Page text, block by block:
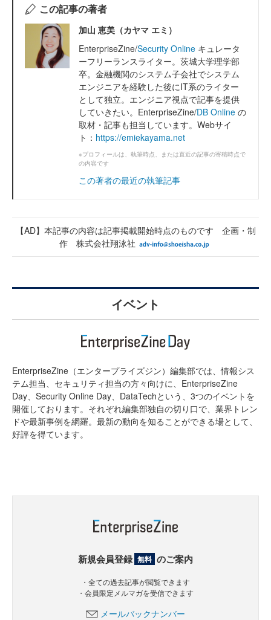
この記事の著者
加山 恵美（カヤマ エミ）
EnterpriseZine/Security Online キュレータ
ーフリーランスライター。茨城大学理学部
卒。金融機関のシステム子会社でシステム
エンジニアを経験した後にIT系のライター
として独立。エンジニア視点で記事を提供
していきたい。EnterpriseZine/DB Online の
取材・記事も担当しています。Webサイ
ト： https://emiekayama.net
※プロフィールは、執筆時点、または直近の記事の寄稿時点で
の内容です
この著者の最近の執筆記事
【AD】本記事の内容は記事掲載開始時点のものです 企画・制
作 株式会社翔泳社
イベント
EnterpriseZine（エンタープライズジン）編集部では、情報シス
テム担当、セキュリティ担当の方々向けに、EnterpriseZine
Day、Security Online Day、DataTechという、3つのイベントを
開催しております。それぞれ編集部独自の切り口で、業界トレン
ドや最新事例を網羅。最新の動向を知ることができる場として、
好評を得ています。
新規会員登録 無料 のご案内
・全ての過去記事が閲覧できます
・会員限定メルマガを受信できます
メールバックナンバー